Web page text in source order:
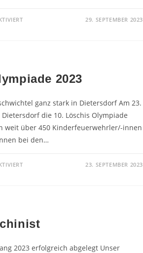
FÜR 29. SEPTEMBER 2023
2023
ganz stark in Dietersdorf Am 23.
die 10. Löschis Olympiade
weit über 450 Kinderfeuerwehrler/-innen
bei den…
FÜR 23. SEPTEMBER 2023
2023 erfolgreich abgelegt Unser